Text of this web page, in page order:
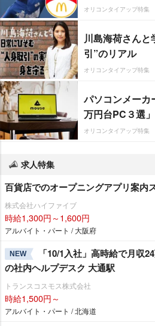
オリコンタイアップ特集
川島海荷さん
引”のリアル
オリコンタイアップ特集
パソコンメーカ
万円台PC３選」
オリコンタイアップ特集
求人特集
百貨店でのオープニングアプリ案内
株式会社ハイファイブ
時給1,300円～1,600円
アルバイト・パート / 大阪府
NEW
「10/1入社」高時給で月収
の社内ヘルプデスク 大通駅
トランスコスモス株式会社
時給1,500円～
アルバイト・パート / 北海道